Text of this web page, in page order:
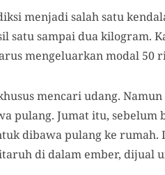
menjadi salah satu
satu sampai dua kilogram.
mengeluarkan modal
mencari udang.
pulang. Jumat itu,
dibawa pulang ke
di dalam ember, dijual